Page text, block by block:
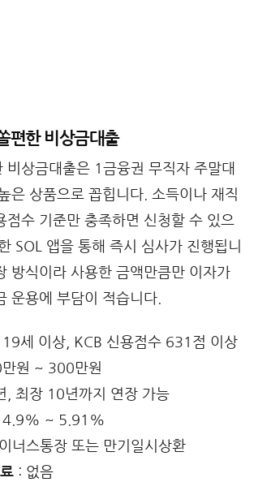
편한 비상금대출
비상금대출은 1금융권 무직자 주말대
은 상품으로 꼽힙니다. 소득이나 재직
점수 기준만 충족하면 신청할 수 있으
SOL 앱을 통해 즉시 심사가 진행됩니
방식이라 사용한 금액만큼만 이자가
운용에 부담이 적습니다.
19세 이상, KCB 신용점수 631점 이상
원 ~ 300만원
, 최장 10년까지 연장 가능
4.9% ~ 5.91%
너스통장 또는 만기일시상환
: 없음